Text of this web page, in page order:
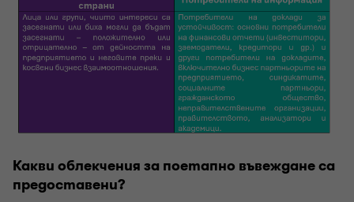
Какви облекчения за поетапно въвеждане са
предоставени?